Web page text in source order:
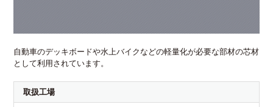
自動車のデッキボードや水上バイクなどの軽量化が必要な部材の芯材
として利用されています。
取扱工場